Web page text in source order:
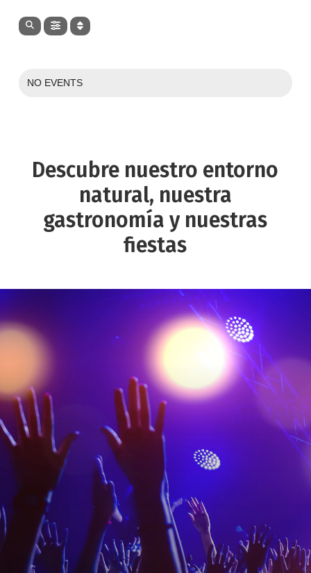
NO EVENTS
Descubre nuestro entorno
natural, nuestra
gastronomía y nuestras
fiestas